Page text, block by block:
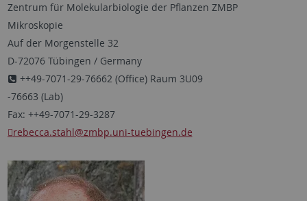
Zentrum für Molekularbiologie der Pflanzen ZMBP
Mikroskopie
Auf der Morgenstelle 32
D-72076 Tübingen / Germany
++49-7071-29-76662 (Office) Raum 3U09
-76663 (Lab)
Fax: ++49-7071-29-3287
rebecca.stahl@zmbp.uni-tuebingen.de